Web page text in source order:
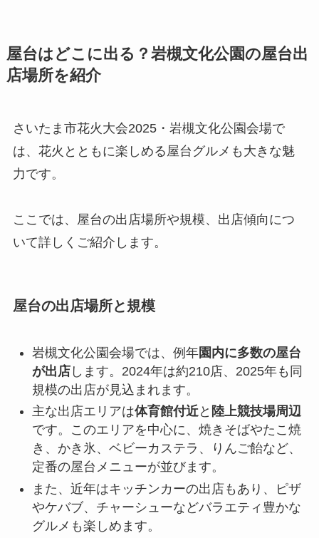
屋台はどこに出る？岩槻文化公園の屋台出
店場所を紹介
さいたま市花火大会2025・岩槻文化公園会場で
は、花火とともに楽しめる屋台グルメも大きな魅
力です。
ここでは、屋台の出店場所や規模、出店傾向につ
いて詳しくご紹介します。
屋台の出店場所と規模
岩槻文化公園会場では、例年園内に多数の屋台
が出店します。2024年は約210店、2025年も同
規模の出店が見込まれます。
主な出店エリアは体育館付近と 陸上競技場周辺
です。このエリアを中心に、焼きそばやたこ焼
き、かき氷、ベビーカステラ、りんご飴など、
定番の屋台メニューが並びます。
また、近年はキッチンカーの出店もあり、ピザ
やケバブ、チャーシューなどバラエティ豊かな
グルメも楽しめます。